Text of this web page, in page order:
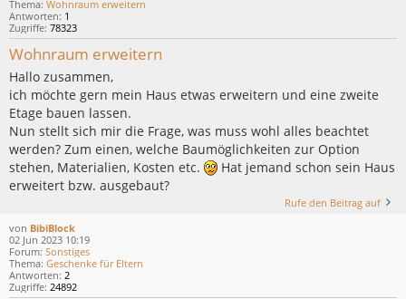
Thema: Wohnraum erweitern
Antworten: 1
Zugriffe: 78323
Wohnraum erweitern
Hallo zusammen,
ich möchte gern mein Haus etwas erweitern und eine zweite
Etage bauen lassen.
Nun stellt sich mir die Frage, was muss wohl alles beachtet
werden? Zum einen, welche Baumöglichkeiten zur Option
stehen, Materialien, Kosten etc.
Hat jemand schon sein Haus
erweitert bzw. ausgebaut?
Rufe den Beitrag auf
von BibiBlock
02 Jun 2023 10:19
Forum: Sonstiges
Thema: Geschenke für Eltern
Antworten: 2
Zugriffe: 24892